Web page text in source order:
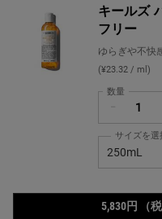
キールズ
フリー
ゆらぎや不快
やか肌へ
(¥23.32 / ml)
数量
キールズ ハ
250mL
サイズを選
5,830円 （